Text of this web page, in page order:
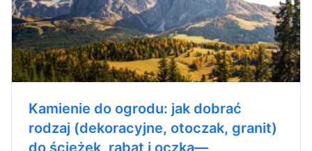
Kamienie do ogrodu: jak dobrać
rodzaj (dekoracyjne, otoczak, granit)
do ścieżek, rabat i oczka—